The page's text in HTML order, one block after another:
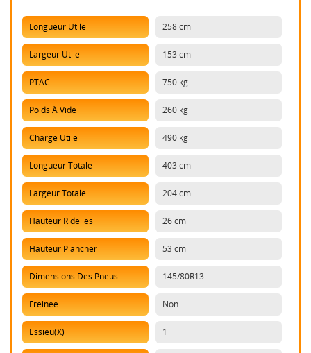
Longueur Utile 258 cm
Largeur Utile 153 cm
PTAC 750 kg
Poids À Vide 260 kg
Charge Utile 490 kg
Longueur Totale 403 cm
Largeur Totale 204 cm
Hauteur Ridelles 26 cm
Hauteur Plancher 53 cm
Dimensions Des Pneus 145/80R13
Freinée Non
Essieu(x) 1